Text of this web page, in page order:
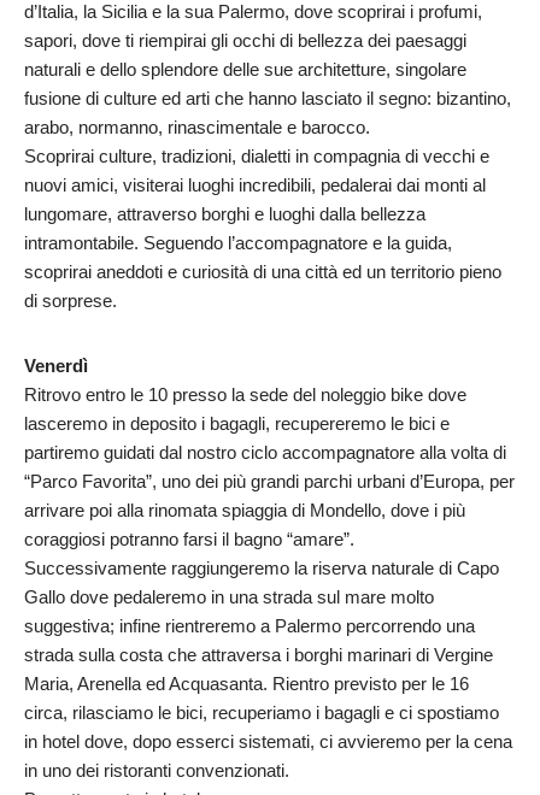
d’Italia, la Sicilia e la sua Palermo, dove scoprirai i profumi,
sapori, dove ti riempirai gli occhi di bellezza dei paesaggi
naturali e dello splendore delle sue architetture, singolare
fusione di culture ed arti che hanno lasciato il segno: bizantino,
arabo, normanno, rinascimentale e barocco.
Scoprirai culture, tradizioni, dialetti in compagnia di vecchi e
nuovi amici, visiterai luoghi incredibili, pedalerai dai monti al
lungomare, attraverso borghi e luoghi dalla bellezza
intramontabile. Seguendo l’accompagnatore e la guida,
scoprirai aneddoti e curiosità di una città ed un territorio pieno
di sorprese.
Venerdì
Ritrovo entro le 10 presso la sede del noleggio bike dove
lasceremo in deposito i bagagli, recupereremo le bici e
partiremo guidati dal nostro ciclo accompagnatore alla volta di
“Parco Favorita”, uno dei più grandi parchi urbani d’Europa, per
arrivare poi alla rinomata spiaggia di Mondello, dove i più
coraggiosi potranno farsi il bagno “amare”.
Successivamente raggiungeremo la riserva naturale di Capo
Gallo dove pedaleremo in una strada sul mare molto
suggestiva; infine rientreremo a Palermo percorrendo una
strada sulla costa che attraversa i borghi marinari di Vergine
Maria, Arenella ed Acquasanta. Rientro previsto per le 16
circa, rilasciamo le bici, recuperiamo i bagagli e ci spostiamo
in hotel dove, dopo esserci sistemati, ci avvieremo per la cena
in uno dei ristoranti convenzionati.